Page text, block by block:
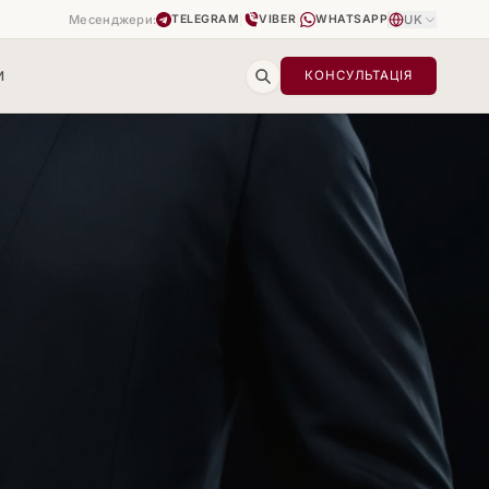
Месенджери: TELEGRAM VIBER | WHATSAPP UK
КОНСУЛЬТАЦІЯ